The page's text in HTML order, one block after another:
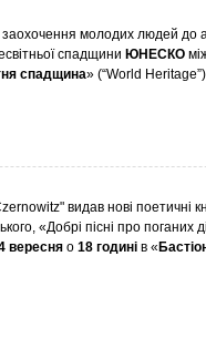
молодих людей до
спадщини ЮНЕСКО
спадщина» (“World
видав нові поетичні
«Добрі пісні про поганих
вересня о 18 годині в «